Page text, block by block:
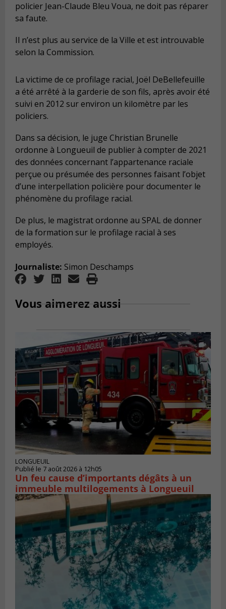
policier Jean-Claude Bleu Voua, ne doit pas réparer
sa faute.
Il n’est plus au service de la Ville et est introuvable
selon la Commission.
La victime de ce profilage racial, Joël DeBellefeuille
a été arrêté à la garderie de son fils, après avoir été
suivi en 2012 sur environ un kilomètre par les
policiers.
Dans sa décision, le juge Christian Brunelle
ordonne à Longueuil de publier à compter de 2021
des données concernant l’appartenance raciale
perçue ou présumée des personnes faisant l’objet
d’une interpellation policière pour documenter le
phénomène du profilage racial.
De plus, le magistrat ordonne au SPAL de donner
de la formation sur le profilage racial à ses
employés.
Journaliste: Simon Deschamps
Vous aimerez aussi
LONGUEUIL
Publié le 7 août 2026 à 12h05
Un feu cause d’importants dégâts à un
immeuble multilogements à Longueuil